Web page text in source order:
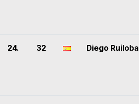
24. 32 Diego Ruiloba